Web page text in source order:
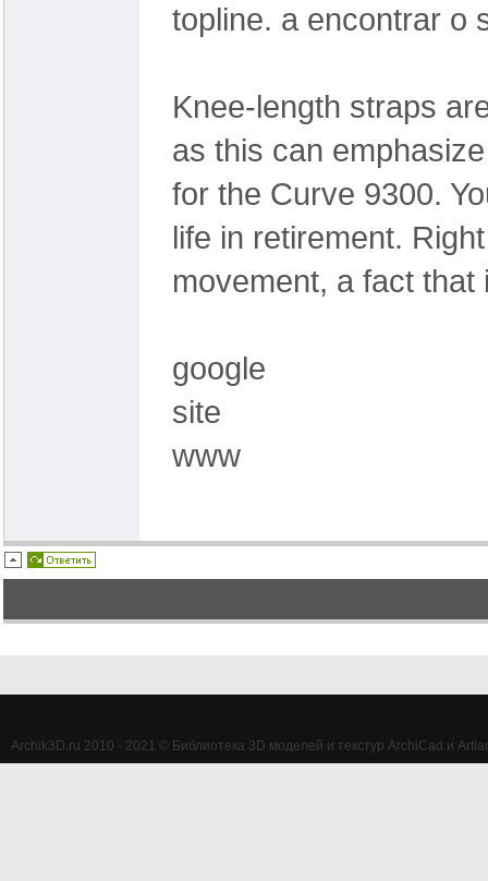
topline. a encontrar o
Knee-length straps
as this can
for the Curve 9300.
life in retirement.
movement, a fact
google
site
www
Archik3D.ru 2010 - 2021 © Библиотека 3D моделей и текстур ArchiCad и